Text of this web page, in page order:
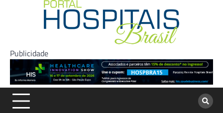
Publicidade